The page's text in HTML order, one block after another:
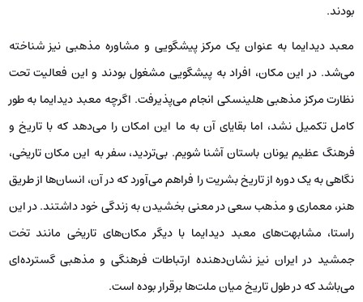
بودند.
معبد دیدایما به عنوان یک مرکز پیشگویی و مشاوره مذهبی نیز شناخته
می‌شد. در این مکان، افراد به پیشگویی مشغول بودند و این فعالیت تحت
نظارت مرکز مذهبی هلینسکی انجام می‌پذیرفت. اگرچه معبد دیدایما به طور
کامل تکمیل نشد، اما بقایای آن به ما این امکان را می‌دهد که با تاریخ و
فرهنگ عظیم یونان باستان آشنا شویم. بی‌تردید، سفر به این مکان تاریخی،
نگاهی به یک دوره از تاریخ بشریت را فراهم می‌آورد که در آن، انسان‌ها از طریق
هنر، معماری و مذهب سعی در معنی بخشیدن به زندگی خود داشتند. در این
راستا، مشابهت‌های معبد دیدایما با دیگر مکان‌های تاریخی مانند تخت
جمشید در ایران نیز نشان‌دهنده ارتباطات فرهنگی و مذهبی گسترده‌ای
می‌باشد که در طول تاریخ میان ملت‌ها برقرار بوده است.